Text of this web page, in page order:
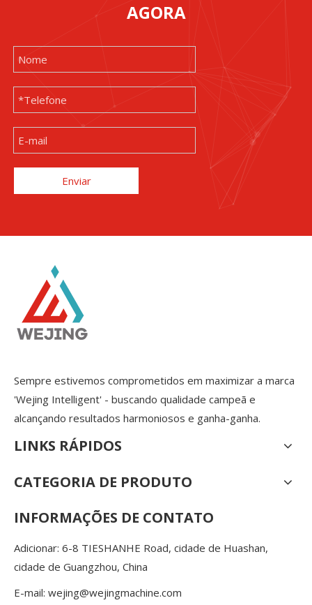
AGORA
Enviar
Sempre estivemos comprometidos em maximizar a marca
'Wejing Intelligent' - buscando qualidade campeã e
alcançando resultados harmoniosos e ganha-ganha.
LINKS RÁPIDOS
CATEGORIA DE PRODUTO
INFORMAÇÕES DE CONTATO
Adicionar: 6-8 TIESHANHE Road, cidade de Huashan,
cidade de Guangzhou, China
E-mail: wejing@wejingmachine.com